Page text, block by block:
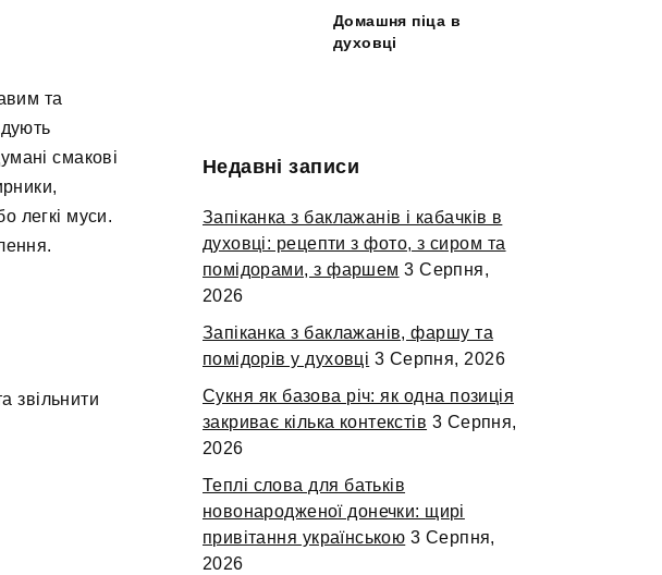
та
смакові
легкі муси.
звільнити
Домашня піца в
духовці
Недавні записи
Запіканка з баклажанів і кабачків в
духовці: рецепти з фото, з сиром та
помідорами, з фаршем 3 Серпня,
2026
Запіканка з баклажанів, фаршу та
помідорів у духовці 3 Серпня, 2026
Сукня як базова річ: як одна позиція
закриває кілька контекстів 3 Серпня,
2026
Теплі слова для батьків
новонародженої донечки: щирі
привітання українською 3 Серпня,
2026